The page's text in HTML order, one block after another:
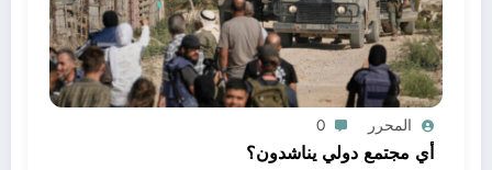
المحرر 0
أي مجتمع دولي يناشدون؟